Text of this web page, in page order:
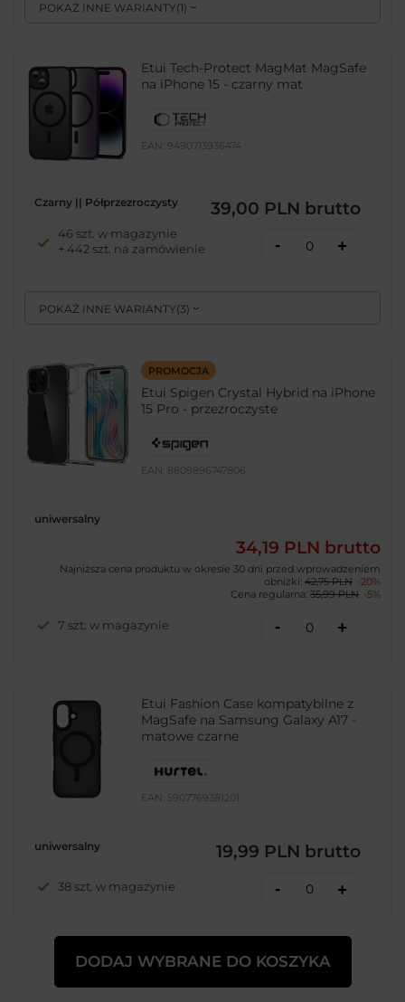
POKAŻ INNE WARIANTY( 1)
Etui Tech-Protect MagMat MagSafe
na iPhone 15 - czarny mat
EAN: 9490713936474
POKAŻ INNE WARIANTY( 3)
Czarny || Półprzezroczysty 39,00 PLN brutto
46 szt. w magazynie
+ 442 szt. na zamówienie
- +
PROMOCJA
Etui Spigen Crystal Hybrid na iPhone
15 Pro - przezroczyste
EAN: 8809896747806
uniwersalny
34,19 PLN brutto
Najniższa cena produktu w okresie 30 dni przed wprowadzeniem
obniżki: 42,75 PLN -20%
Cena regularna: 35,99 PLN -5%
7 szt. w magazynie - +
Etui Fashion Case kompatybilne z
MagSafe na Samsung Galaxy A17 -
matowe czarne
EAN: 5907769381201
uniwersalny 19,99 PLN brutto
38 szt. w magazynie - +
OKAZJA
Etui Fashion Case na Samsung
DODAJ WYBRANE DO KOSZYKA